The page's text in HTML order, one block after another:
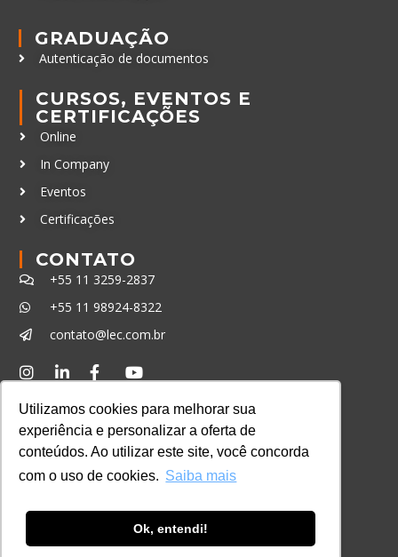
Utilizamos cookies para melhorar sua
experiência e personalizar a oferta de
conteúdos. Ao utilizar este site, você concorda
com o uso de cookies. Saiba mais
Ok, entendi!
GRADUAÇÃO
Autenticação de documentos
CURSOS, EVENTOS E
CERTIFICAÇÕES
Online
In Company
Eventos
Certificações
CONTATO
+55 11 3259-2837
+55 11 98924-8322
contato@lec.com.br
Consulte aqui o cadastro da Instituição no
Sistema e-MEC